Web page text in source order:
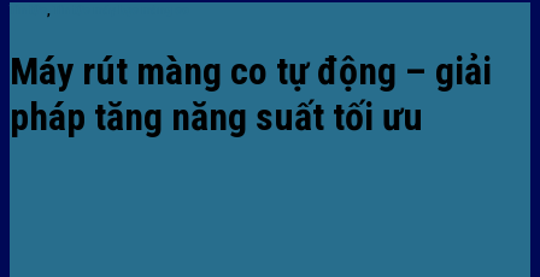
,
Máy rút màng co tự động – giải
pháp tăng năng suất tối ưu